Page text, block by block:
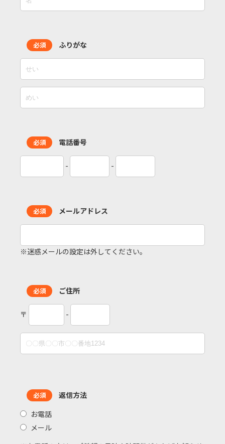
必須 ふりがな
必須 電話番号
- -
必須 メールアドレス
※迷惑メールの設定は外してください。
必須 ご住所
〒 -
必須
返信方法
お電話
メール